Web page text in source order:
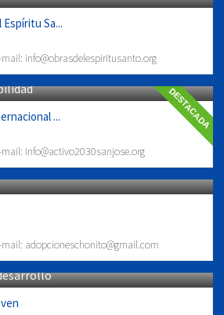
Sa...
mail: info@obrasdelespiritusanto.org
DESTACADA
...
mail: info@activo2030sanjose.org
mail: adopcioneschonito@gmail.com